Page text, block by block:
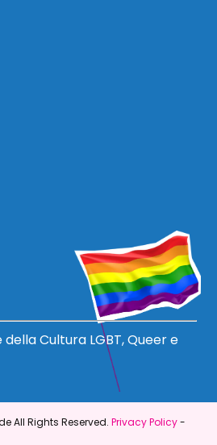
Cultura LGBT, Queer e
All Rights Reserved. Privacy Policy-